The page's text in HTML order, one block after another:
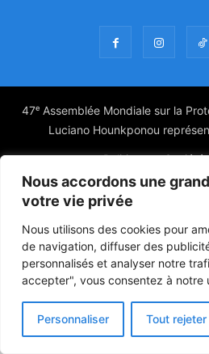
Nous accordons une
votre vie privée
Nous utilisons des cookies pour
de navigation, diffuser des
personnalisés et analyser notre
accepter", vous consentez à notre
Personnaliser Tout rejeter
47ᵉ Assemblée Mondiale sur la
Luciano Hounkponou
Politique Société
© Powered by digitXplus